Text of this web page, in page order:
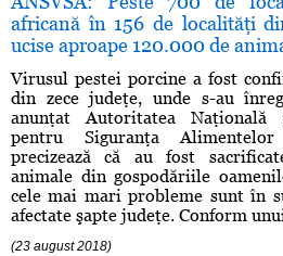
africană în 156 de localităţi
ucise aproape 120.000 de
Virusul pestei porcine a fost
din zece judeţe, unde s-au
anunţat Autoritatea Naţională
pentru Siguranţa
precizează că au fost
animale din gospodăriile
cele mai mari probleme sunt în
afectate şapte judeţe. Conform
(23 august 2018)